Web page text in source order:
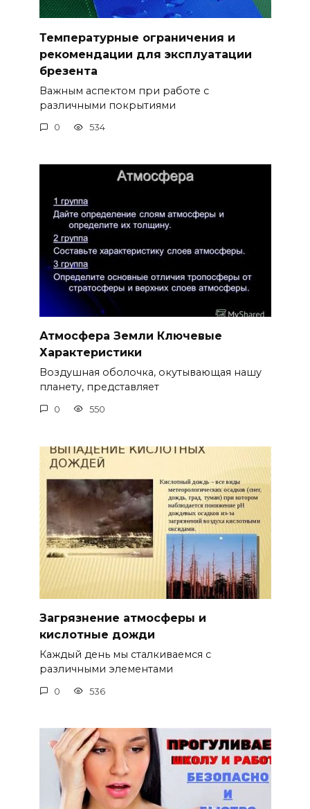
Температурные ограничения и
рекомендации для эксплуатации
брезента
Важным аспектом при работе с
различными покрытиями
0 534
Атмосфера Земли Ключевые
Характеристики
Воздушная оболочка, окутывающая нашу
планету, представляет
0 550
Загрязнение атмосферы и
кислотные дожди
Каждый день мы сталкиваемся с
различными элементами
0 536